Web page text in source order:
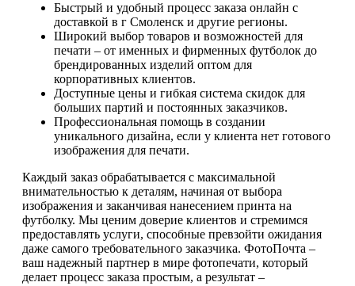
Быстрый и удобный процесс заказа онлайн с
доставкой в г Смоленск и другие регионы.
Широкий выбор товаров и возможностей для
печати – от именных и фирменных футболок до
брендированных изделий оптом для
корпоративных клиентов.
Доступные цены и гибкая система скидок для
больших партий и постоянных заказчиков.
Профессиональная помощь в создании
уникального дизайна, если у клиента нет готового
изображения для печати.
Каждый заказ обрабатывается с максимальной
внимательностью к деталям, начиная от выбора
изображения и заканчивая нанесением принта на
футболку. Мы ценим доверие клиентов и стремимся
предоставлять услуги, способные превзойти ожидания
даже самого требовательного заказчика. ФотоПочта –
ваш надежный партнер в мире фотопечати, который
делает процесс заказа простым, а результат –